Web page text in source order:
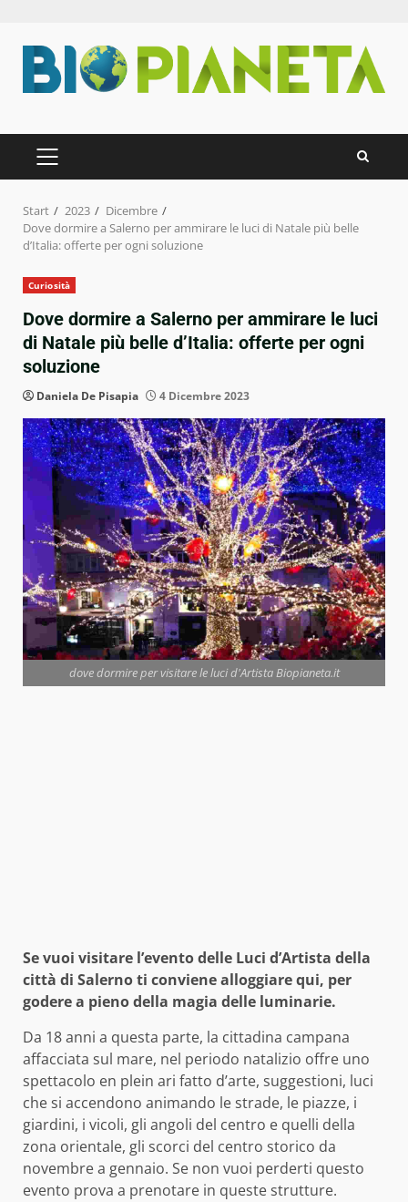
Inhalt
springen
PRIMÄRES
MENÜ
Start 2023
Dicembre
Dove dormire a Salerno per ammirare le luci di Natale più belle
d’Italia: offerte per ogni soluzione
Curiosità
Dove dormire a Salerno per ammirare le luci
di Natale più belle d’Italia: offerte per ogni
soluzione
Daniela De Pisapia 4 Dicembre 2023
dove dormire per visitare le luci d'Artista Biopianeta.it
Se vuoi visitare l’evento delle Luci d’Artista della
città di Salerno ti conviene alloggiare qui, per
godere a pieno della magia delle luminarie.
Da 18 anni a questa parte, la cittadina campana
affacciata sul mare, nel periodo natalizio offre uno
spettacolo en plein ari fatto d’arte, suggestioni, luci
che si accendono animando le strade, le piazze, i
giardini, i vicoli, gli angoli del centro e quelli della
zona orientale, gli scorci del centro storico da
novembre a gennaio. Se non vuoi perderti questo
evento prova a prenotare in queste strutture.